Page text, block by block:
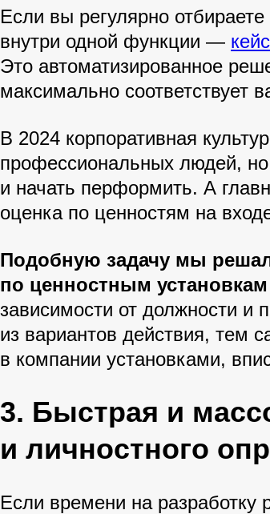
Если вы регулярно
внутри одной функции —
Это автоматизированное
максимально соответствует
В 2024 корпоративная
профессиональных людей, но
и начать перформить. А
оценка по ценностям на
Подобную задачу мы
по ценностным установкам
зависимости от должности и
из вариантов действия, тем
в компании установками,
3. Быстрая и
и личностного
Если времени на